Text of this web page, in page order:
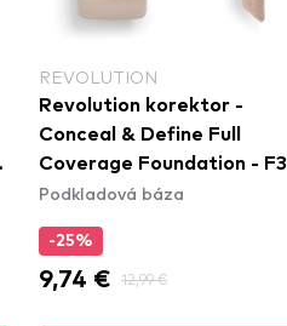
REVOLUTION
Revolution korektor -
Conceal & Define Full
Coverage Foundation - F3
Podkladová báza
-25%
9,74 € 12,99 €